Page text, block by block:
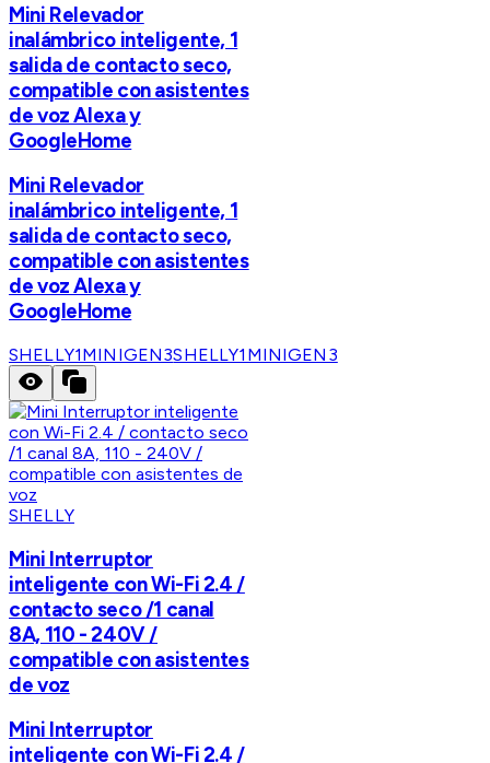
Mini Relevador
inalámbrico inteligente, 1
salida de contacto seco,
compatible con asistentes
de voz Alexa y
GoogleHome
Mini Relevador
inalámbrico inteligente, 1
salida de contacto seco,
compatible con asistentes
de voz Alexa y
GoogleHome
SHELLY1MINIGEN3SHELLY1MINIGEN3
SHELLY
Mini Interruptor
inteligente con Wi-Fi 2.4 /
contacto seco /1 canal
8A, 110 - 240V /
compatible con asistentes
de voz
Mini Interruptor
inteligente con Wi-Fi 2.4 /